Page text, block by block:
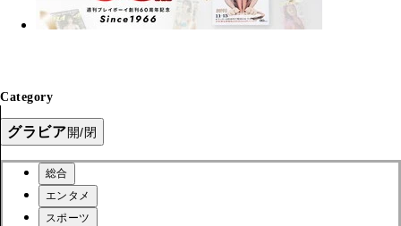
Category
グラビア開/閉
総合
エンタメ
スポーツ